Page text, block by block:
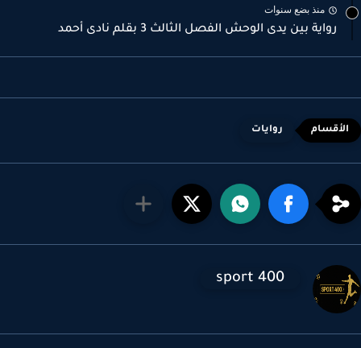
منذ بضع سنوات
رواية بين يدى الوحش الفصل الثالث 3 بقلم نادى أحمد
روايات
sport 400